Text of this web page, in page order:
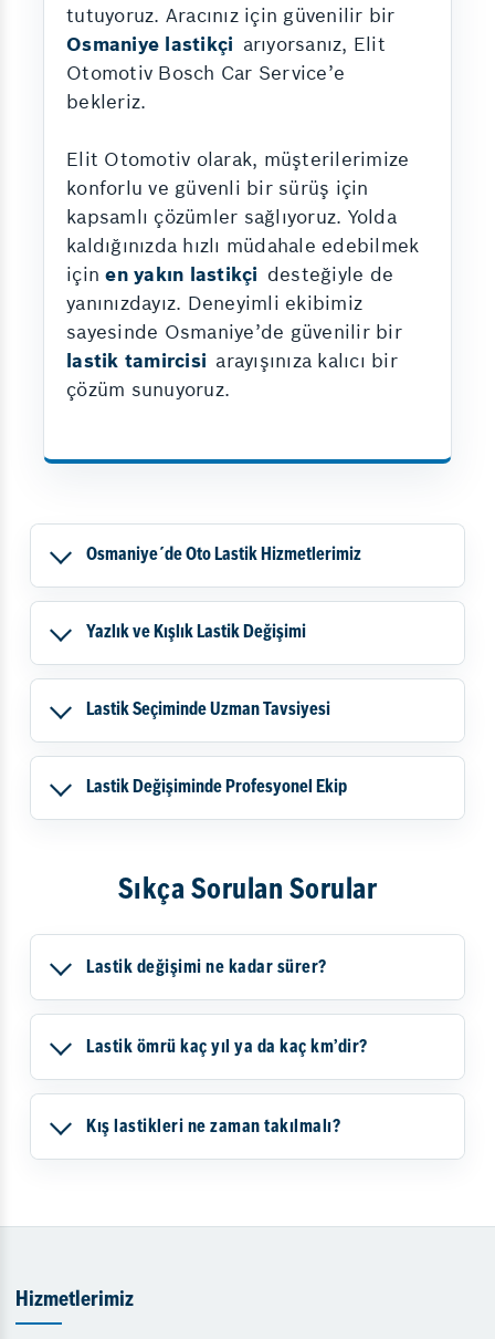
tutuyoruz. Aracınız için güvenilir bir
Osmaniye lastikçi arıyorsanız, Elit
Otomotiv Bosch Car Service’e
bekleriz.
Elit Otomotiv olarak, müşterilerimize
konforlu ve güvenli bir sürüş için
kapsamlı çözümler sağlıyoruz. Yolda
kaldığınızda hızlı müdahale edebilmek
içinen yakın lastikçi desteğiyle de
yanınızdayız. Deneyimli ekibimiz
sayesinde Osmaniye’de güvenilir bir
lastik tamircisi arayışınıza kalıcı bir
çözüm sunuyoruz.
Osmaniye´de Oto Lastik Hizmetlerimiz
Yazlık ve Kışlık Lastik Değişimi
Lastik Seçiminde Uzman Tavsiyesi
Lastik Değişiminde Profesyonel Ekip
Sıkça Sorulan Sorular
Lastik değişimi ne kadar sürer?
Lastik ömrü kaç yıl ya da kaç km’dir?
Kış lastikleri ne zaman takılmalı?
Hizmetlerimiz